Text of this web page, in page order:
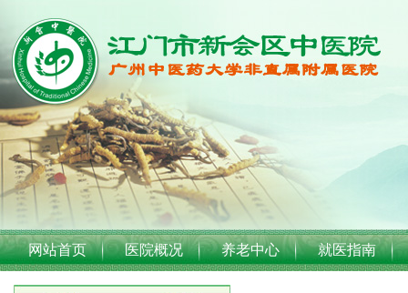
网站首页 医院概况 养老中心 就医指南